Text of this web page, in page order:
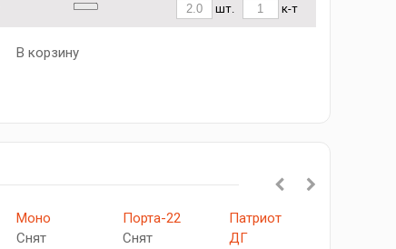
шт. к-т
В корзину
Моно
Снят
Порта-22
Снят
Патриот
ДГ